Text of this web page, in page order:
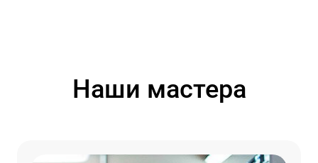
Наши мастера